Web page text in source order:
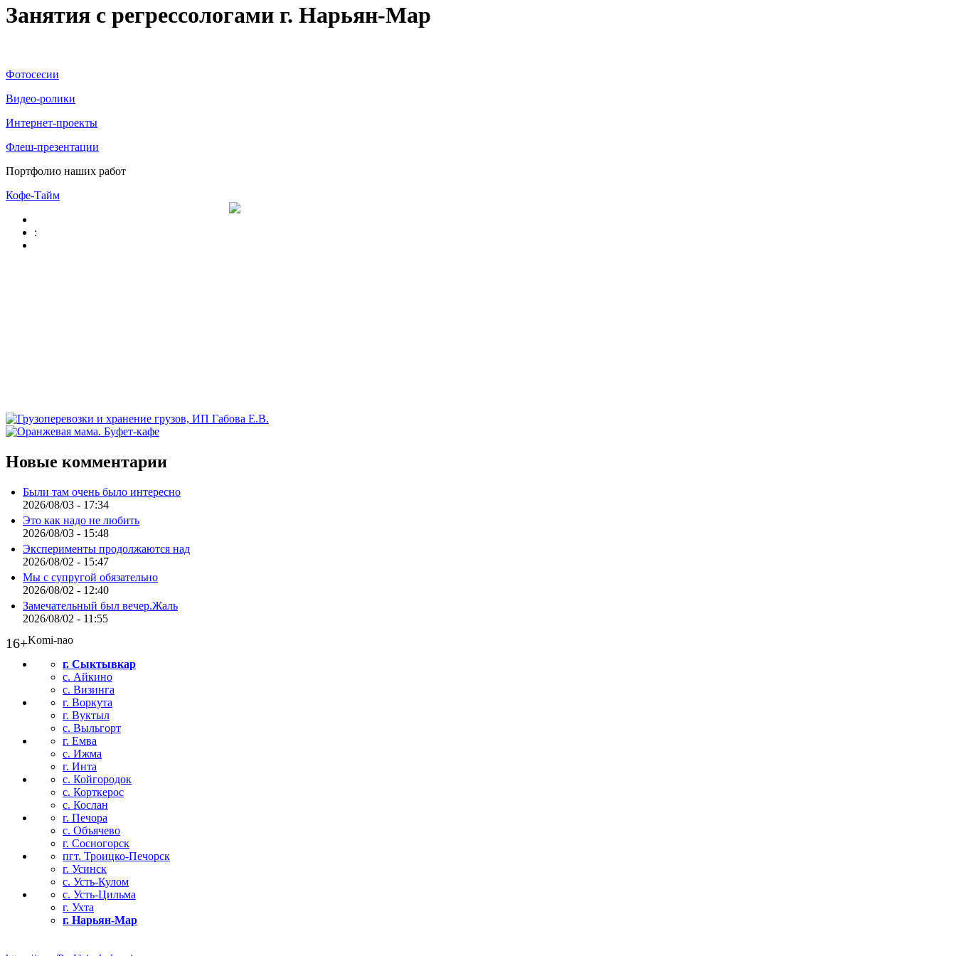
Занятия с регрессологами г. Нарьян-Мар
Фотосесии
Видео-ролики
Интернет-проекты
Флеш-презентации
Портфолио наших работ
Кофе-Тайм
:
Новые комментарии
Были там очень было интересно
2026/08/03 - 17:34
Это как надо не любить
2026/08/03 - 15:48
Эксперименты продолжаются над
2026/08/02 - 15:47
Мы с супругой обязательно
2026/08/02 - 12:40
Замечательный был вечер.Жаль
2026/08/02 - 11:55
16+Komi-nao
г. Сыктывкар
с. Айкино
с. Визинга
г. Воркута
г. Вуктыл
с. Выльгорт
г. Емва
с. Ижма
г. Инта
с. Койгородок
с. Корткерос
с. Кослан
г. Печора
с. Объячево
г. Сосногорск
пгт. Троицко-Печорск
г. Усинск
с. Усть-Кулом
с. Усть-Цильма
г. Ухта
г. Нарьян-Мар